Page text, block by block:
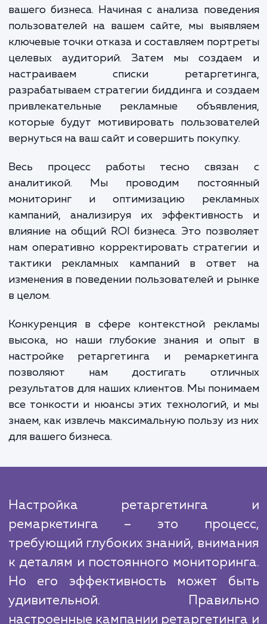
который приведет к
продаж и лояльности к бренду.
В качестве опытного
внимательно следим за каждым
настройке ретаргетинга и ремаркетинга
вашего бизнеса. Начиная с анализа
пользователей на вашем сайте, мы
ключевые точки отказа и составляем
целевых аудиторий. Затем мы
настраиваем списки
разрабатываем стратегии биддинга и
привлекательные рекламные
которые будут мотивировать
вернуться на ваш сайт и совершить покупку.
Весь процесс работы тесно
аналитикой. Мы проводим
мониторинг и оптимизацию
кампаний, анализируя их
влияние на общий ROI бизнеса. Это
нам оперативно корректировать
в целом.
Конкуренция в сфере контекстной
высока, но наши глубокие знания и
настройке ретаргетинга и
позволяют нам достигать
результатов для наших клиентов. Мы
все тонкости и нюансы этих технологий,